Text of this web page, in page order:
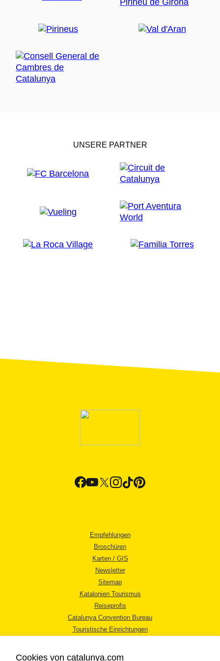
UNSERE PARTNER
Empfehlungen
Broschüren
Karten / GIS
Newsletter
Sitemap
Katalonien Tourismus
Reiseprofis
Catalunya Convention Bureau
Touristische Einrichtungen
Cookies von catalunya.com